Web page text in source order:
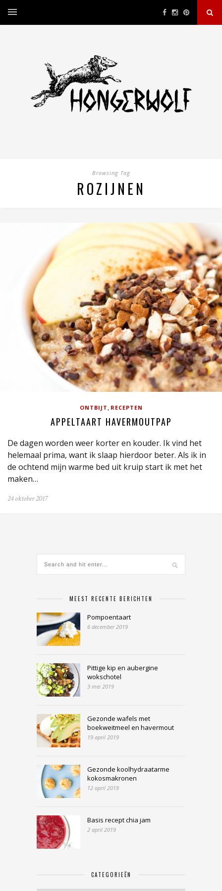
Browsing Tag
ROZIJNEN
ONTBIJT , RECEPTEN
APPELTAART HAVERMOUTPAP
De dagen worden weer korter en kouder. Ik vind het
helemaal prima, want ik slaap hierdoor beter. Als ik in
de ochtend mijn warme bed uit kruip start ik met het
maken…
24 oktober 2017
MEEST RECENTE BERICHTEN
Pompoentaart
6 december 2019
Pittige kip en aubergine
wokschotel
3 mei 2019
Gezonde wafels met
boekweitmeel en havermout
19 april 2019
Gezonde koolhydraatarme
kokosmakronen
12 april 2019
Basis recept chia jam
2 april 2019
CATEGORIEËN